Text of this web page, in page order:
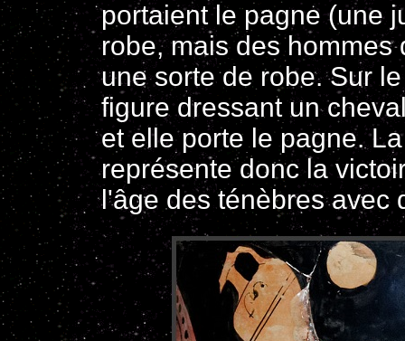
portaient le pagne (une
robe, mais des
une sorte de robe. Sur
figure dressant un
et elle porte le pagne.
représente donc la
l'âge des ténèbres avec